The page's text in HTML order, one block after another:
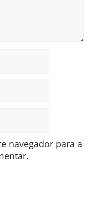
navegador para a